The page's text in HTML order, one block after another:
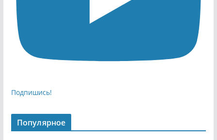
Подпишись!
Популярное